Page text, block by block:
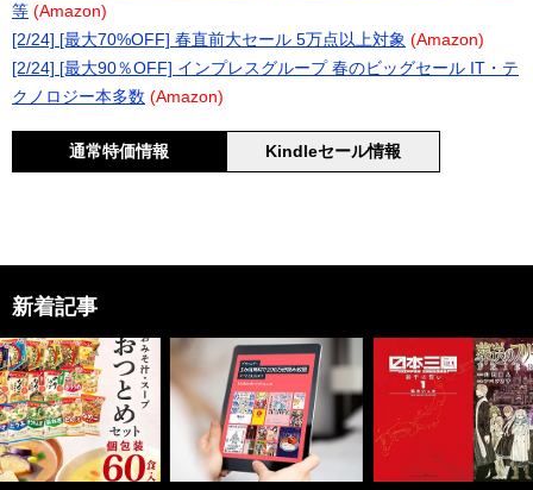
等 (Amazon)
[2/24] [最大70%OFF] 春直前大セール 5万点以上対象 (Amazon)
[2/24] [最大90％OFF] インプレスグループ 春のビッグセール IT・テ
クノロジー本多数 (Amazon)
通常特価情報 Kindleセール情報
新着記事